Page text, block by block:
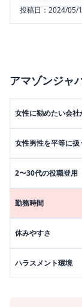
投稿日：2024/05/
アマゾンジャ
女性に勧めたい会社
女性男性を平等に扱
2〜30代の役職登用
勤務時間
休みやすさ
ハラスメント環境